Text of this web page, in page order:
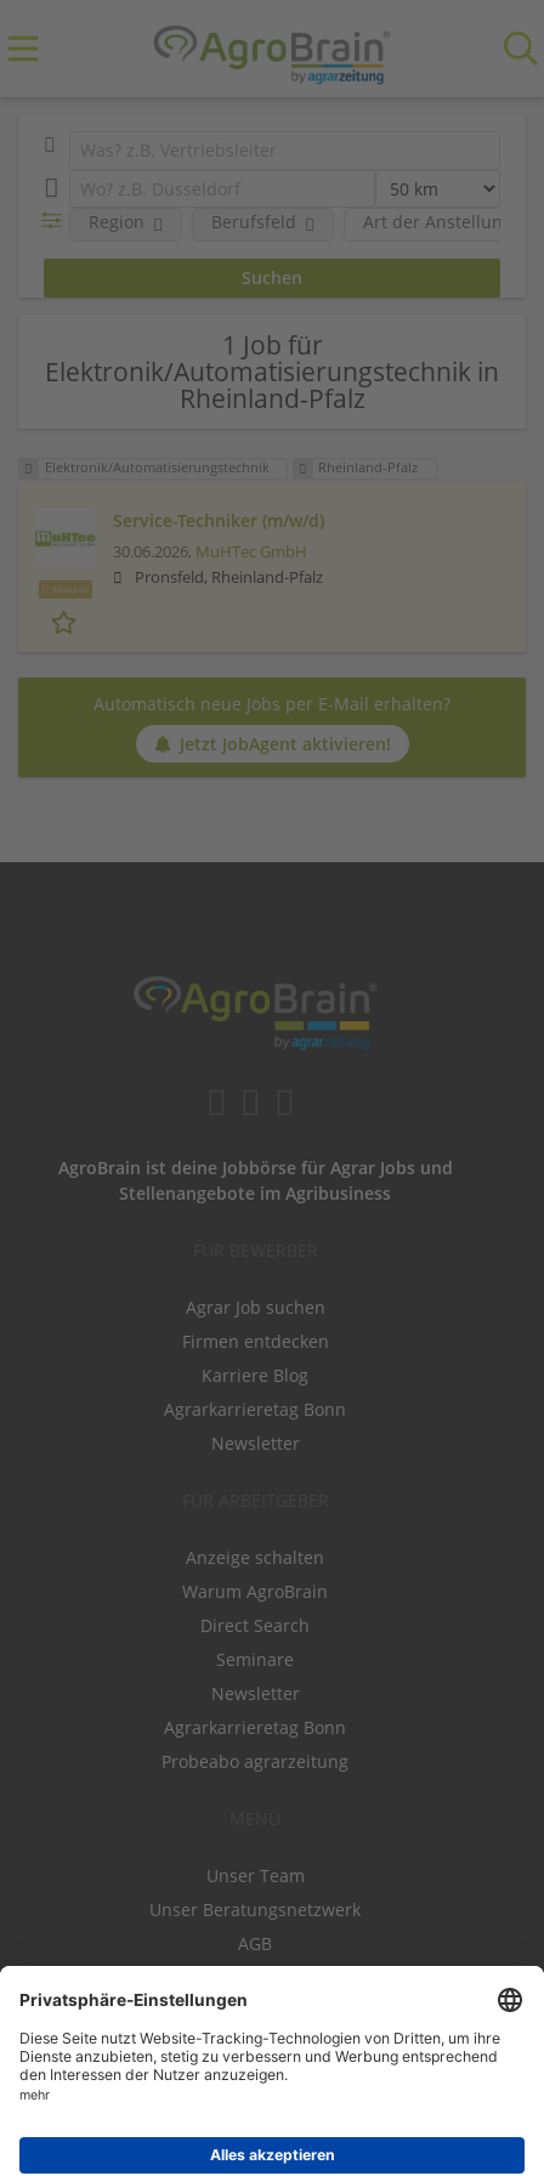
Art der Anstellung
Region Berufsfeld
1 Job für
Elektronik/Automatisierungstechnik in
Rheinland-Pfalz
Elektronik/Automatisierungstechnik Rheinland-Pfalz
Featured
Service-Techniker (m/w/d)
30.06.2026, MuHTec GmbH
Pronsfeld, Rheinland-Pfalz
Automatisch neue Jobs per E-Mail erhalten?
Jetzt JobAgent aktivieren!
AgroBrain ist deine Jobbörse für Agrar Jobs und
Stellenangebote im Agribusiness
Agrar Job suchen
Firmen entdecken
Karriere Blog
Agrarkarrieretag Bonn
Newsletter
Anzeige schalten
Warum AgroBrain
Direct Search
Seminare
Newsletter
Agrarkarrieretag Bonn
Probeabo agrarzeitung
Unser Team
Unser Beratungsnetzwerk
AGB
Datenschutz
Impressum
Kontakt